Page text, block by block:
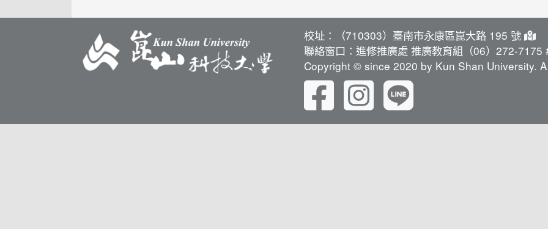
校址：（710303）臺南市永康區崑大路 195 號
聯絡窗口：進修推廣處 推廣教育組（06）272-7175
Copyright © since 2020 by Kun Shan University.